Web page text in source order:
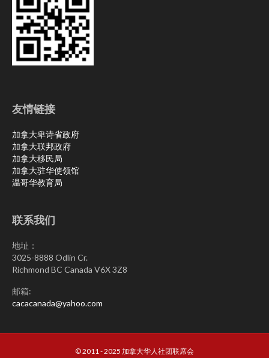
友情链接
加拿大卑诗省政府
加拿大联邦政府
加拿大移民局
加拿大驻华使领馆
温哥华教育局
联系我们
地址：
3025-8888 Odlin Cr.
Richmond BC Canada V6X 3Z8
邮箱:
cacacanada@yahoo.com
© 2011 - 2025 加拿大华人社团联席会